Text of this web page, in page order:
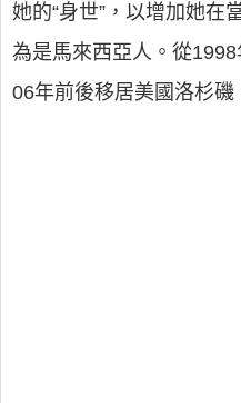
她的“身世”，以增加她在
為是馬來西亞人。從
06年前後移居美國洛杉磯